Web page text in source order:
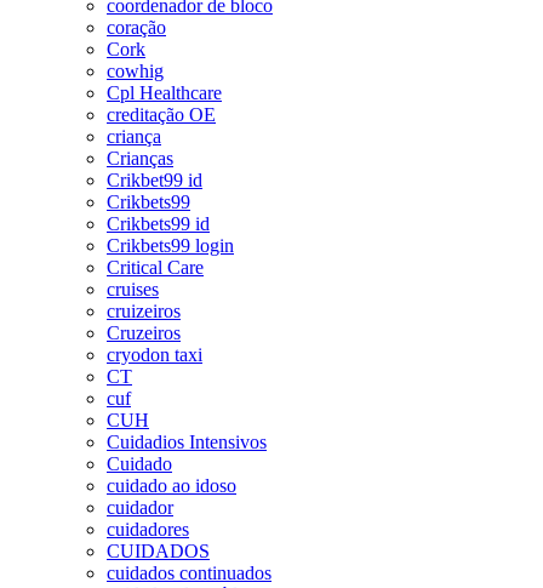
coordenador de bloco
coração
Cork
cowhig
Cpl Healthcare
creditação OE
criança
Crianças
Crikbet99 id
Crikbets99
Crikbets99 id
Crikbets99 login
Critical Care
cruises
cruizeiros
Cruzeiros
cryodon taxi
CT
cuf
CUH
Cuidadios Intensivos
Cuidado
cuidado ao idoso
cuidador
cuidadores
CUIDADOS
cuidados continuados